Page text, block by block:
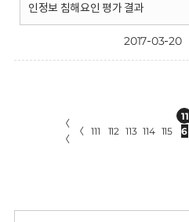
인정보 침해요인 평가 결과
2017-03-20
〈
〈
〈 111 112 113 114 115
11
6